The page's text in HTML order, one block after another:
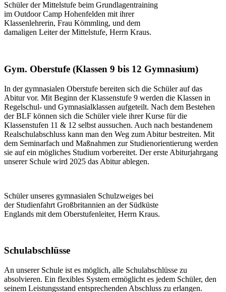
Schüler der Mittelstufe beim Grundlagentraining
im Outdoor Camp Hohenfelden mit ihrer
Klassenlehrerin, Frau Kömmling, und dem
damaligen Leiter der Mittelstufe, Herrn Kraus.
Gym. Oberstufe (Klassen 9 bis 12 Gymnasium)
In der gymnasialen Oberstufe bereiten sich die Schüler auf das
Abitur vor. Mit Beginn der Klassenstufe 9 werden die Klassen in
Regelschul- und Gymnasialklassen aufgeteilt. Nach dem Bestehen
der BLF können sich die Schüler viele ihrer Kurse für die
Klassenstufen 11 & 12 selbst aussuchen. Auch nach bestandenem
Realschulabschluss kann man den Weg zum Abitur bestreiten. Mit
dem Seminarfach und Maßnahmen zur Studienorientierung werden
sie auf ein mögliches Studium vorbereitet. Der erste Abiturjahrgang
unserer Schule wird 2025 das Abitur ablegen.
Schüler unseres gymnasialen Schulzweiges bei
der Studienfahrt Großbritannien an der Südküste
Englands mit dem Oberstufenleiter, Herrn Kraus.
Schulabschlüsse
An unserer Schule ist es möglich, alle Schulabschlüsse zu
absolvieren. Ein flexibles System ermöglicht es jedem Schüler, den
seinem Leistungsstand entsprechenden Abschluss zu erlangen.